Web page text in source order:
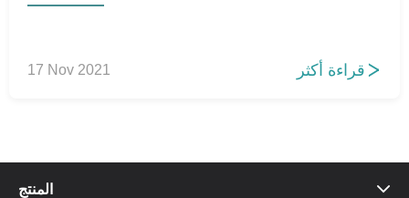
17 Nov 2021 قراءة أكثر 
المنتج 